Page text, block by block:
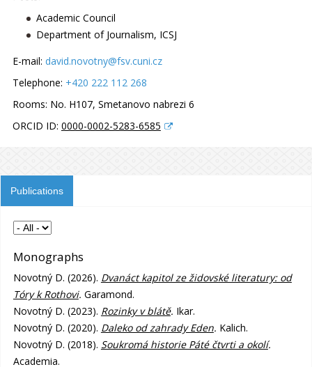
Academic Council
Department of Journalism, ICSJ
E-mail: david.novotny@fsv.cuni.cz
Telephone: +420 222 112 268
Rooms: No. H107, Smetanovo nabrezi 6
ORCID ID: 0000-0002-5283-6585
Publications
Monographs
Novotný D. (2026). Dvanáct kapitol ze židovské literatury: od
Tóry k Rothovi. Garamond.
Novotný D. (2023). Rozinky v blátě. Ikar.
Novotný D. (2020). Daleko od zahrady Eden. Kalich.
Novotný D. (2018). Soukromá historie Páté čtvrti a okolí.
Academia.